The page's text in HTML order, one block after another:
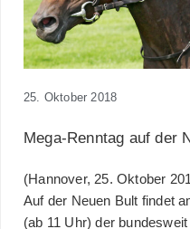
25. Oktober 2018
Mega-Renntag auf der
(Hannover, 25. Oktober
Auf der Neuen Bult findet
(ab 11 Uhr) der